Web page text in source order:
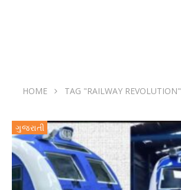
HOME TAG "RAILWAY REVOLUTION"
ગુજરાતી